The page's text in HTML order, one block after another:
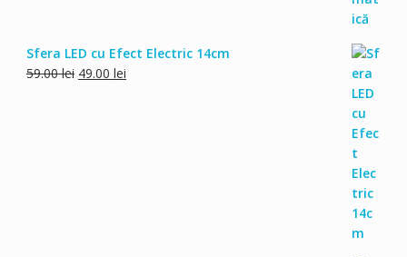
Sfera LED cu Efect Electric 14cm
59.00lei Prețul
49.00 leiPrețul